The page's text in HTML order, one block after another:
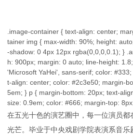
.image-container { text-align: center;
tainer img { max-width: 90%; height:
-shadow: 0 4px 12px rgba(0,0,0,0.1); }
h: 900px; margin: 0 auto; line-height:
'Microsoft YaHei', sans-serif; color:
t-align: center; color: #2c3e50; margin-
5em; } p { margin-bottom: 20px; text-
size: 0.9em; color: #666; margin-top:
在五光十色的演艺圈中，每一位演员
光芒。毕业于中央戏剧学院表演系音乐